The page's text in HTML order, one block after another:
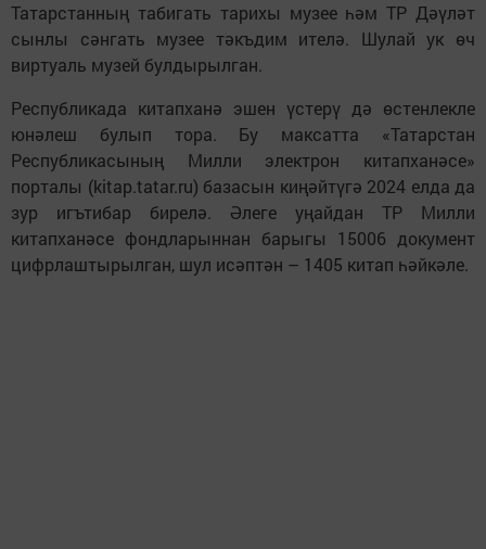
Татарстанның табигать тарихы музее һәм ТР Дәүләт
сынлы сәнгать музее тәкъдим ителә. Шулай ук өч
виртуаль музей булдырылган.
Республикада китапханә эшен үстерү дә өстенлекле
юнәлеш булып тора. Бу максатта «Татарстан
Республикасының Милли электрон китапханәсе»
порталы (kitap.tatar.ru) базасын киңәйтүгә 2024 елда да
зур игътибар бирелә. Әлеге уңайдан ТР Милли
китапханәсе фондларыннан барыгы 15006 документ
цифрлаштырылган, шул исәптән – 1405 китап һәйкәле.